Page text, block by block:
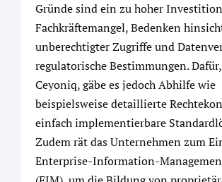
Gründe sind ein zu hoher
Fachkräftemangel, Bedenken
unberechtigter Zugriffe und
regulatorische Bestimmungen.
Ceyoniq, gäbe es jedoch Abhilfe wie
beispielsweise detaillierte
einfach implementierbare
Zudem rät das Unternehmen zum
Enterprise-Information-